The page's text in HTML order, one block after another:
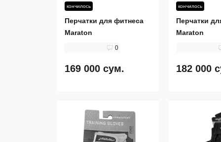
кончилось
Перчатки для фитнеса
Maraton
0
169 000 сум.
кончилось
Перчатки
Maraton
182 000